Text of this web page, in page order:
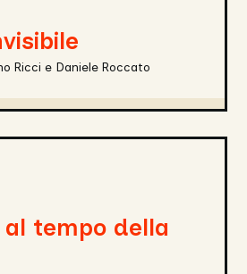
Ricci e Daniele Roccato
al tempo della